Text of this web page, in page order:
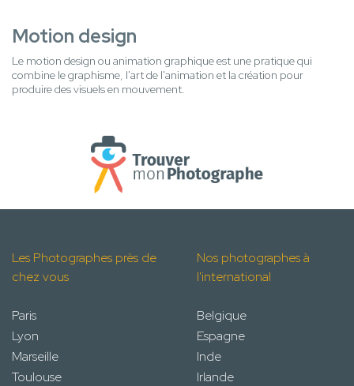
Motion design
Le motion design ou animation graphique est une pratique qui
combine le graphisme, l'art de l'animation et la création pour
produire des visuels en mouvement.
Les Photographes près de
chez vous
Paris
Lyon
Marseille
Toulouse
Nos photographes à
l'international
Belgique
Espagne
Inde
Irlande